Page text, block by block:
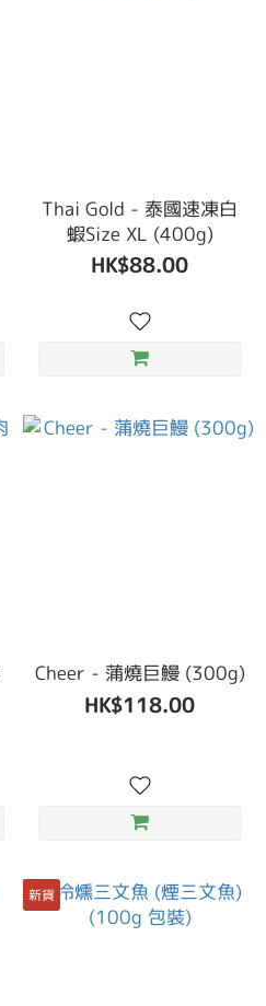
Thai Gold - 泰國速凍白
蝦Size XL (400g)
HK$88.00
Cheer - 蒲燒巨鰻 (300g)
HK$118.00
新貨